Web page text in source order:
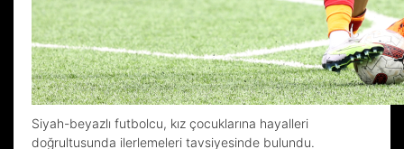
Siyah-beyazlı futbolcu, kız çocuklarına hayalleri
doğrultusunda ilerlemeleri tavsiyesinde bulundu.